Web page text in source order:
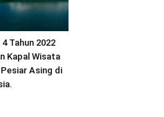
Tahun 2022
Kapal Wisata
Asing di